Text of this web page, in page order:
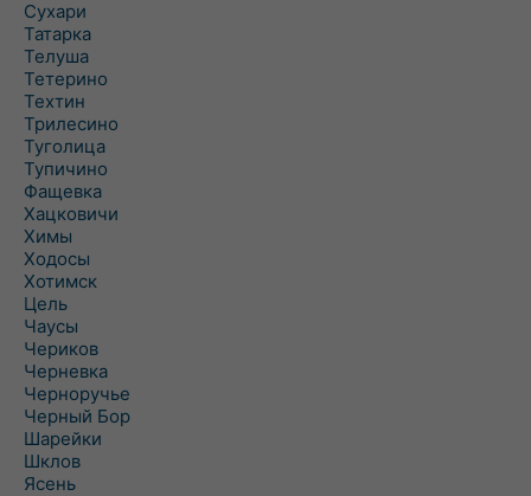
Сухари
Татарка
Телуша
Тетерино
Техтин
Трилесино
Туголица
Тупичино
Фащевка
Хацковичи
Химы
Ходосы
Хотимск
Цель
Чаусы
Чериков
Черневка
Черноручье
Черный Бор
Шарейки
Шклов
Ясень